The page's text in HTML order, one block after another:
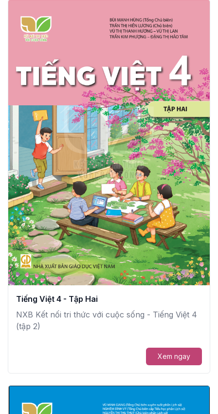
Tiếng Việt 4 - Tập Hai
NXB Kết nối tri thức với cuộc sống - Tiếng Việt 4
(tập 2)
Xem ngay